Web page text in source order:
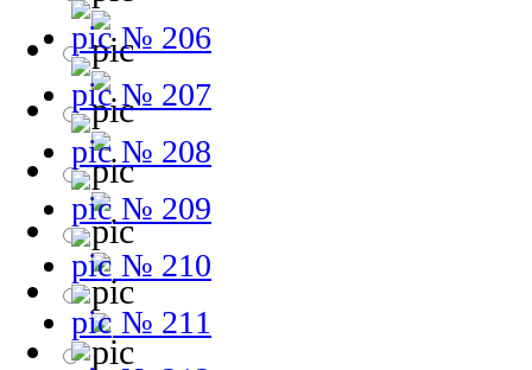
№ 206
№ 207
№ 208
№ 209
№ 210
№ 211